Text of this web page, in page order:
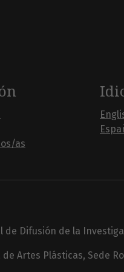
as
de Difusión de la
Artes Plásticas, Sede